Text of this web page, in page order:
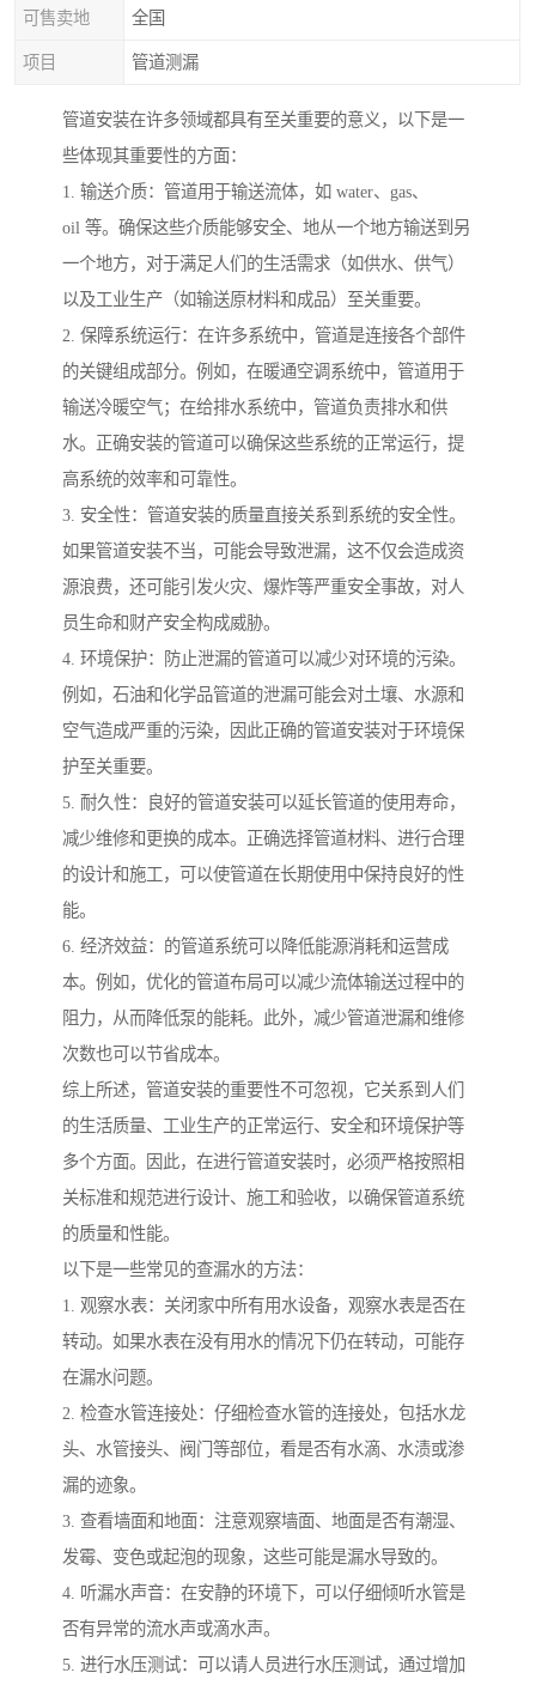
可售卖地 全国
项目 管道测漏
管道安装在许多领域都具有至关重要的意义，以下是一
些体现其重要性的方面：
1. 输送介质：管道用于输送流体，如 water、gas、
oil 等。确保这些介质能够安全、地从一个地方输送到另
一个地方，对于满足人们的生活需求（如供水、供气）
以及工业生产（如输送原材料和成品）至关重要。
2. 保障系统运行：在许多系统中，管道是连接各个部件
的关键组成部分。例如，在暖通空调系统中，管道用于
输送冷暖空气；在给排水系统中，管道负责排水和供
水。正确安装的管道可以确保这些系统的正常运行，提
高系统的效率和可靠性。
3. 安全性：管道安装的质量直接关系到系统的安全性。
如果管道安装不当，可能会导致泄漏，这不仅会造成资
源浪费，还可能引发火灾、爆炸等严重安全事故，对人
员生命和财产安全构成威胁。
4. 环境保护：防止泄漏的管道可以减少对环境的污染。
例如，石油和化学品管道的泄漏可能会对土壤、水源和
空气造成严重的污染，因此正确的管道安装对于环境保
护至关重要。
5. 耐久性：良好的管道安装可以延长管道的使用寿命，
减少维修和更换的成本。正确选择管道材料、进行合理
的设计和施工，可以使管道在长期使用中保持良好的性
能。
6. 经济效益：的管道系统可以降低能源消耗和运营成
本。例如，优化的管道布局可以减少流体输送过程中的
阻力，从而降低泵的能耗。此外，减少管道泄漏和维修
次数也可以节省成本。
综上所述，管道安装的重要性不可忽视，它关系到人们
的生活质量、工业生产的正常运行、安全和环境保护等
多个方面。因此，在进行管道安装时，必须严格按照相
关标准和规范进行设计、施工和验收，以确保管道系统
的质量和性能。
以下是一些常见的查漏水的方法：
1. 观察水表：关闭家中所有用水设备，观察水表是否在
转动。如果水表在没有用水的情况下仍在转动，可能存
在漏水问题。
2. 检查水管连接处：仔细检查水管的连接处，包括水龙
头、水管接头、阀门等部位，看是否有水滴、水渍或渗
漏的迹象。
3. 查看墙面和地面：注意观察墙面、地面是否有潮湿、
发霉、变色或起泡的现象，这些可能是漏水导致的。
4. 听漏水声音：在安静的环境下，可以仔细倾听水管是
否有异常的流水声或滴水声。
5. 进行水压测试：可以请人员进行水压测试，通过增加